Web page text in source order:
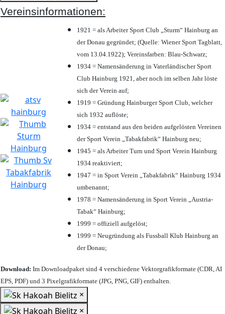
Vereinsinformationen:
1921 = als Arbeiter Sport Club „Sturm“ Hainburg an
der Donau gegründet; (Quelle: Wiener Sport Tagblatt,
vom 13.04.1922); Vereinsfarben: Blau-Schwarz;
1934 = Namensänderung in Vaterländischer Sport
Club Hainburg 1921, aber noch im selben Jahr löste
sich der Verein auf;
1919 = Gründung Hainburger Sport Club, welcher
sich 1932 auflöste;
1934 = entstand aus den beiden aufgelösten Vereinen
der Sport Verein „Tabakfabrik“ Hainburg neu;
1945 = als Arbeiter Turn und Sport Verein Hainburg
1934 reaktiviert;
1947 = in Sport Verein „Tabakfabrik“ Hainburg 1934
umbenannt;
1978 = Namensänderung in Sport Verein „Austria-
Tabak“ Hainburg;
1999 = offiziell aufgelöst;
1999 = Neugründung als Fussball Klub Hainburg an
der Donau;
Download: Im Downloadpaket sind 4 verschiedene Vektorgrafikformate (CDR, AI
EPS, PDF) und 3 Pixelgrafikformate (JPG, PNG, GIF) enthalten.
×
×